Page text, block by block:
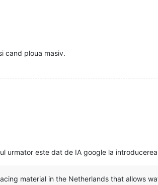
cand ploua masiv.
urmator este dat de IA google la
material in the Netherlands that allows